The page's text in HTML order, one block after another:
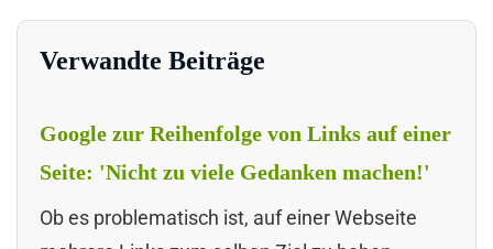
Verwandte Beiträge
Google zur Reihenfolge von Links auf einer
Seite: 'Nicht zu viele Gedanken machen!'
Ob es problematisch ist, auf einer Webseite